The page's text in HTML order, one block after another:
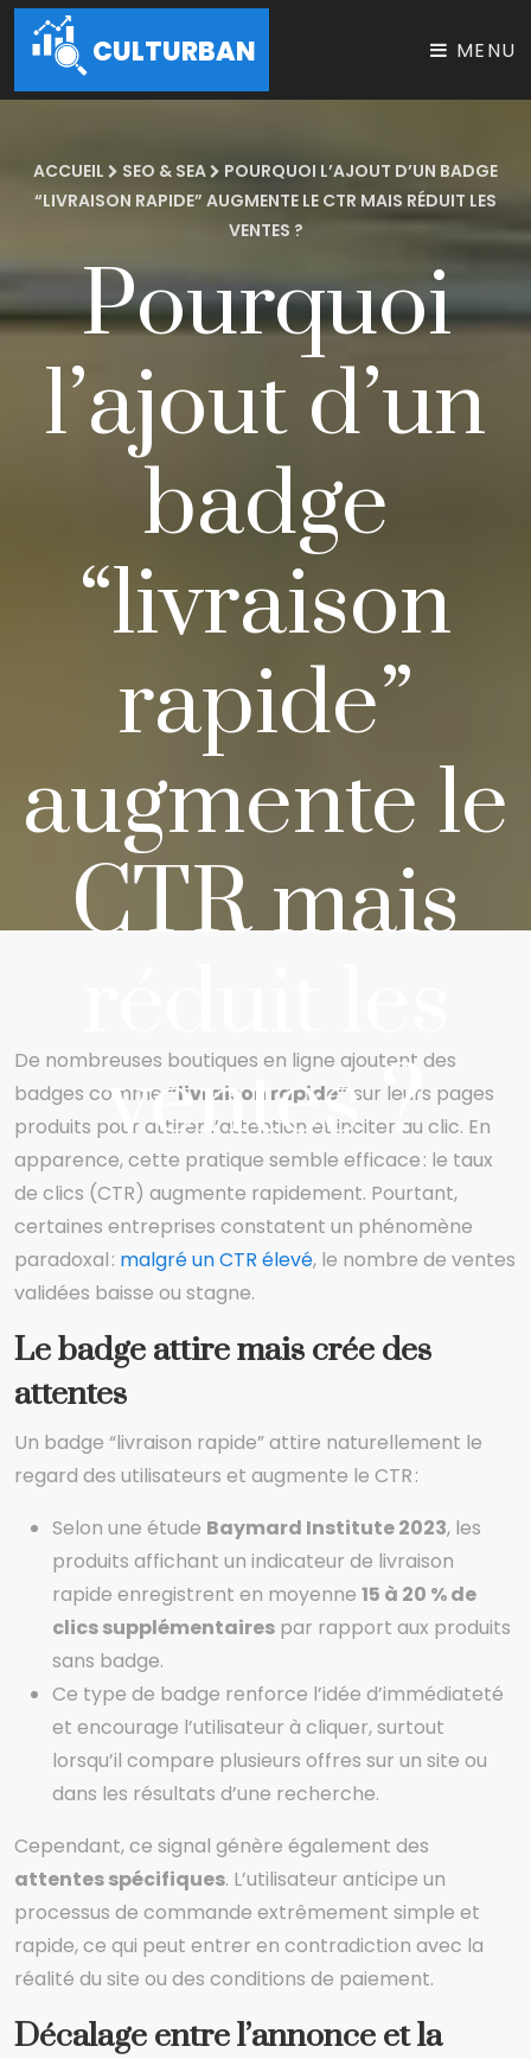
CULTURBAN MENU
ACCUEIL SEO & SEA
POURQUOI L’AJOUT D’UN BADGE
“LIVRAISON RAPIDE” AUGMENTE LE CTR MAIS RÉDUIT LES
VENTES ?
Pourquoi
l’ajout d’un
badge
“livraison
rapide”
augmente le
CTR mais
ventes ?
De nombreuses boutiques en ligne ajoutent des
badges comme “livraison rapide” sur leurs pages
produits pour attirer l’attention et inciter au clic. En
apparence, cette pratique semble efficace : le taux
de clics (CTR) augmente rapidement. Pourtant,
certaines entreprises constatent un phénomène
paradoxal : malgré un CTR élevé, le nombre de ventes
validées baisse ou stagne.
Le badge attire mais crée des
attentes
Un badge “livraison rapide” attire naturellement le
regard des utilisateurs et augmente le CTR :
Selon une étude Baymard Institute 2023, les
produits affichant un indicateur de livraison
rapide enregistrent en moyenne 15 à 20 % de
clics supplémentaires par rapport aux produits
sans badge.
Ce type de badge renforce l’idée d’immédiateté
et encourage l’utilisateur à cliquer, surtout
lorsqu’il compare plusieurs offres sur un site ou
dans les résultats d’une recherche.
Cependant, ce signal génère également des
attentes spécifiques. L’utilisateur anticipe un
processus de commande extrêmement simple et
rapide, ce qui peut entrer en contradiction avec la
réalité du site ou des conditions de paiement.
Décalage entre l’annonce et la